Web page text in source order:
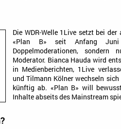
Die WDR-Welle 1Live setzt bei der
«Plan B» seit Anfang
Doppelmoderationen,
Moderator. Bianca Hauda wird
in Medienberichten, 1Live
und Tilmann Kölner wechseln sich
künftig ab. «Plan B» will
Inhalte abseits des Mainstream